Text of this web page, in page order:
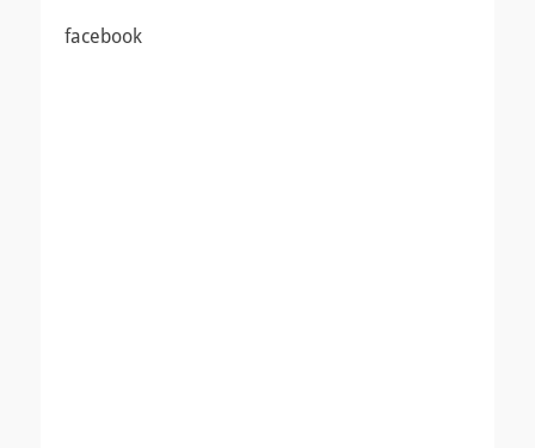
ビ
稿:
facebook